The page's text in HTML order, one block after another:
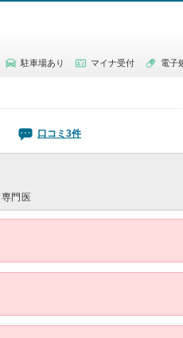
駐車場あり マイナ受付 電子
口コミ3件
門医